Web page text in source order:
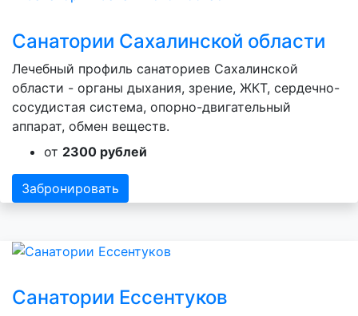
Санатории Сахалинской области
Лечебный профиль санаториев Сахалинской
области - органы дыхания, зрение, ЖКТ, сердечно-
сосудистая система, опорно-двигательный
аппарат, обмен веществ.
от 2300 рублей
Забронировать
Санатории Ессентуков